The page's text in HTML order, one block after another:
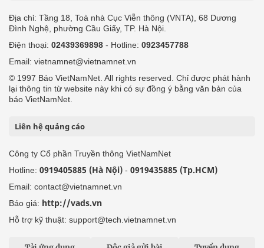
Địa chỉ: Tầng 18, Toà nhà Cục Viễn thông (VNTA), 68 Dương
Đình Nghệ, phường Cầu Giấy, TP. Hà Nội.
Điện thoại: 02439369898 - Hotline: 0923457788
Email: vietnamnet@vietnamnet.vn
© 1997 Báo VietNamNet. All rights reserved. Chỉ được phát hành
lại thông tin từ website này khi có sự đồng ý bằng văn bản của
báo VietNamNet.
Liên hệ quảng cáo
Công ty Cổ phần Truyền thông VietNamNet
Hotline: 0919405885 (Hà Nội) - 0919435885 (Tp.HCM)
Email: contact@vietnamnet.vn
Báo giá: http://vads.vn
Hỗ trợ kỹ thuật: support@tech.vietnamnet.vn